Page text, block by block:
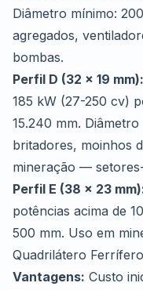
Diâmetro mínimo:
agregados,
bombas.
Perfil D (32 x 19 mm):
185 kW (27-250 cv)
15.240 mm.
britadores, moinhos
mineração —
Perfil E (38 x 23
potências acima de
500 mm. Uso em
Quadrilátero
Vantagens: Custo